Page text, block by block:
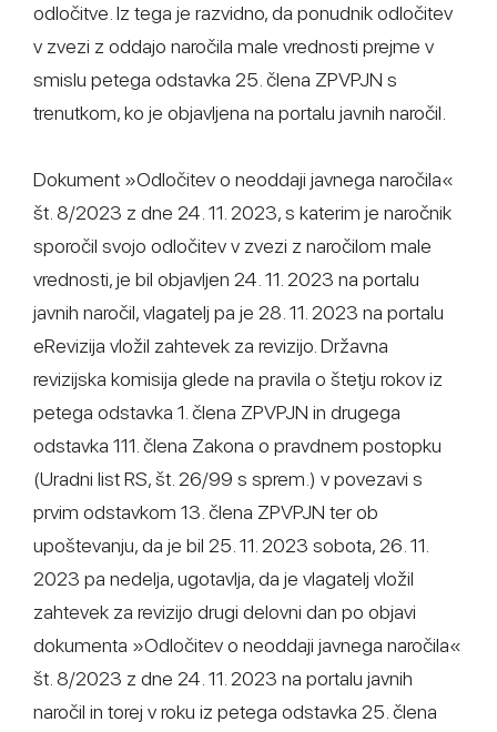
odločitve. Iz tega je razvidno, da ponudnik odločitev
v zvezi z oddajo naročila male vrednosti prejme v
smislu petega odstavka 25. člena ZPVPJN s
trenutkom, ko je objavljena na portalu javnih naročil.
Dokument »Odločitev o neoddaji javnega naročila«
št. 8/2023 z dne 24. 11. 2023, s katerim je naročnik
sporočil svojo odločitev v zvezi z naročilom male
vrednosti, je bil objavljen 24. 11. 2023 na portalu
javnih naročil, vlagatelj pa je 28. 11. 2023 na portalu
eRevizija vložil zahtevek za revizijo. Državna
revizijska komisija glede na pravila o štetju rokov iz
petega odstavka 1. člena ZPVPJN in drugega
odstavka 111. člena Zakona o pravdnem postopku
(Uradni list RS, št. 26/99 s sprem.) v povezavi s
prvim odstavkom 13. člena ZPVPJN ter ob
upoštevanju, da je bil 25. 11. 2023 sobota, 26. 11.
2023 pa nedelja, ugotavlja, da je vlagatelj vložil
zahtevek za revizijo drugi delovni dan po objavi
dokumenta »Odločitev o neoddaji javnega naročila«
št. 8/2023 z dne 24. 11. 2023 na portalu javnih
naročil in torej v roku iz petega odstavka 25. člena